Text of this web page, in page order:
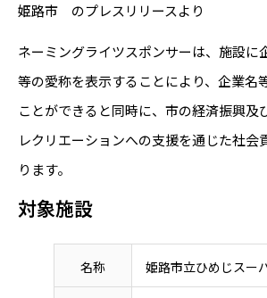
姫路市 のプレスリリースより
ネーミングライツスポンサーは、施設に
等の愛称を表示することにより、企業名
ことができると同時に、市の経済振興及
レクリエーションへの支援を通じた社会
ります。
対象施設
名称 姫路市立ひめじスー